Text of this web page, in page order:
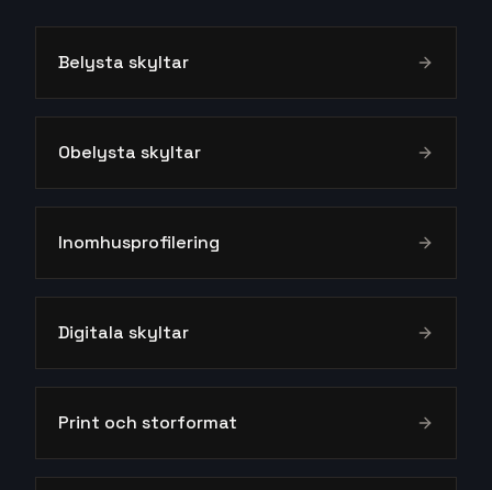
standardiserade informationsskyltar eller unika
specialkonstruktioner anpassade för tuffa
konstruktionen till slutgiltigt montage på plats,
för att säkerställa en trygg och hållbar
Belysta skyltar
Obelysta skyltar